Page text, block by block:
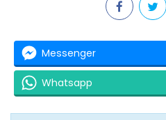
Messenger
Whatsapp